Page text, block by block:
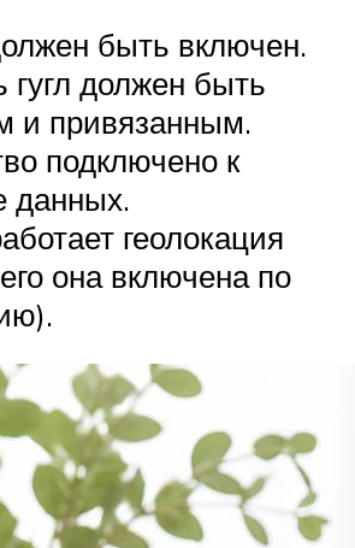
быть включен.
должен быть
и привязанным.
подключено к
данных.
геолокация
она включена по